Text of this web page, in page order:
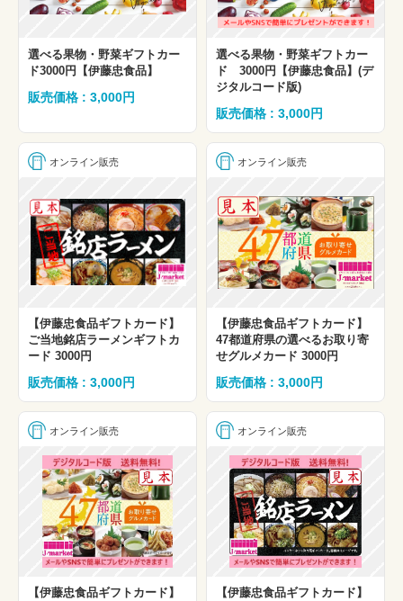
選べる果物・野菜ギフトカー
ド3000円【伊藤忠食品】
販売価格 : 3,000円
選べる果物・野菜ギフトカー
ド 3000円【伊藤忠食品】(デ
ジタルコード版)
販売価格 : 3,000円
オンライン販売
【伊藤忠食品ギフトカード】
ご当地銘店ラーメンギフトカ
ード 3000円
販売価格 : 3,000円
オンライン販売
【伊藤忠食品ギフトカード】
47都道府県の選べるお取り寄
せグルメカード 3000円
販売価格 : 3,000円
オンライン販売
【伊藤忠食品ギフトカード】
オンライン販売
【伊藤忠食品ギフトカード】